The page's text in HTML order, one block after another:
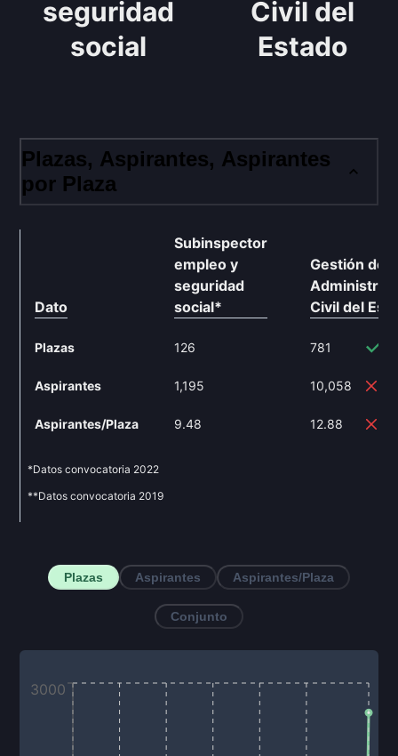
seguridad
social
Civil del
Estado
Plazas, Aspirantes, Aspirantes
por Plaza
Dato
Subinspector
empleo y
seguridad
social*
Plazas 126
Aspirantes 1,195
Aspirantes/Plaza 9.48
Gestión de
Civil del
781
10,058
12.88
*Datos convocatoria 2022
**Datos convocatoria 2019
Plazas Aspirantes Aspirantes/Plaza
Conjunto
3000